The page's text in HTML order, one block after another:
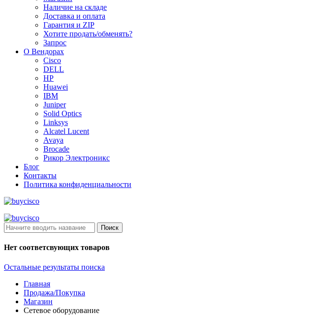
Наличие на складе
Доставка и оплата
Гарантия и ZIP
Хотите продать/обменять?
Запрос
О Вендорах
Cisco
DELL
HP
Huawei
IBM
Juniper
Solid Optics
Linksys
Alcatel Lucent
Avaya
Brocade
Рикор Электроникс
Блог
Контакты
Политика конфиденциальности
Поиск
Нет соответсвующих товаров
Остальные результаты поиска
Главная
Продажа/Покупка
Магазин
Сетевое оборудование